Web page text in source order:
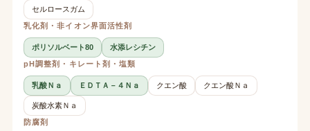
セルロースガム
乳化剤・非イオン界面活性剤
ポリソルベート80
水添レシチン
pH調整剤・キレート剤・塩類
乳酸Ｎａ ＥＤＴＡ－４Ｎａ クエン酸 クエン酸Ｎａ
炭酸水素Ｎａ
防腐剤